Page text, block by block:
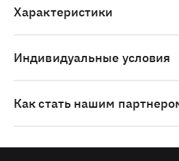
Характеристики
Индивидуальные условия
Как стать нашим